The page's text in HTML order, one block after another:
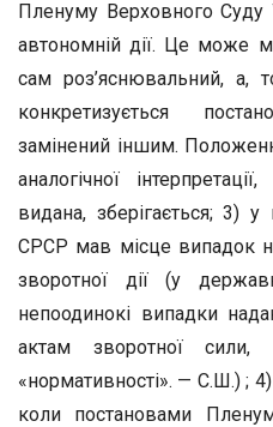
Пленуму Верховного Суду
автономній дії. Це може
сам роз’яснювальний, а,
конкретизується
замінений іншим.
аналогічної
видана, зберігається; 3)
СРСР мав місце випадок
зворотної дії (у
непоодинокі випадки
актам зворотної
«нормативності». — С.Ш.) ;
коли постановами